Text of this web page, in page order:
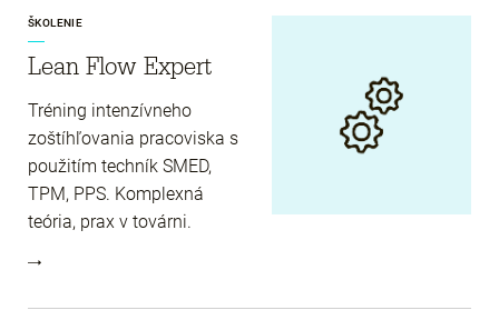
ŠKOLENIE
Lean Flow Expert
Tréning intenzívneho
zoštíhľovania pracoviska s
použitím techník SMED,
TPM, PPS. Komplexná
teória, prax v továrni.